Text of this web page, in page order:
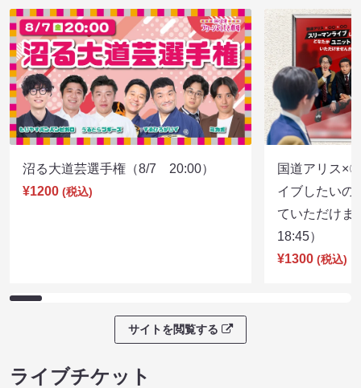
沼る大道芸選手権（8/7 20:00）
¥1200 (税込)
国道アリス×
イブしたいの
ていただけ
18:45）
¥1300 (税込)
サイトを閲覧する
ライブチケット